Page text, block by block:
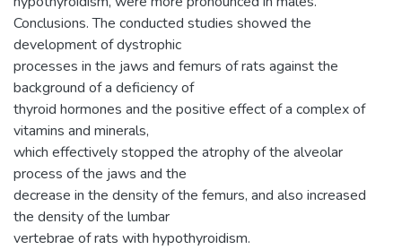
Conclusions. The conducted studies showed the
development of dystrophic
processes in the jaws and femurs of rats against the
background of a deficiency of
thyroid hormones and the positive effect of a complex of
vitamins and minerals,
which effectively stopped the atrophy of the alveolar
process of the jaws and the
decrease in the density of the femurs, and also increased
the density of the lumbar
vertebrae of rats with hypothyroidism.